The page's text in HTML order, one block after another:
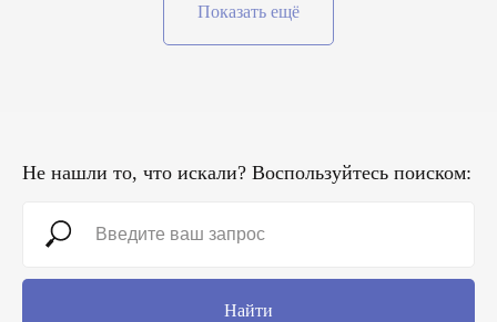
Показать ещё
Не нашли то, что искали? Воспользуйтесь поиском:
Найти